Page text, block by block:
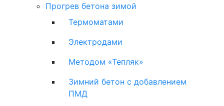
Прогрев бетона зимой
Термоматами
Электродами
Методом «Тепляк»
Зимний бетон с добавлением
ПМД